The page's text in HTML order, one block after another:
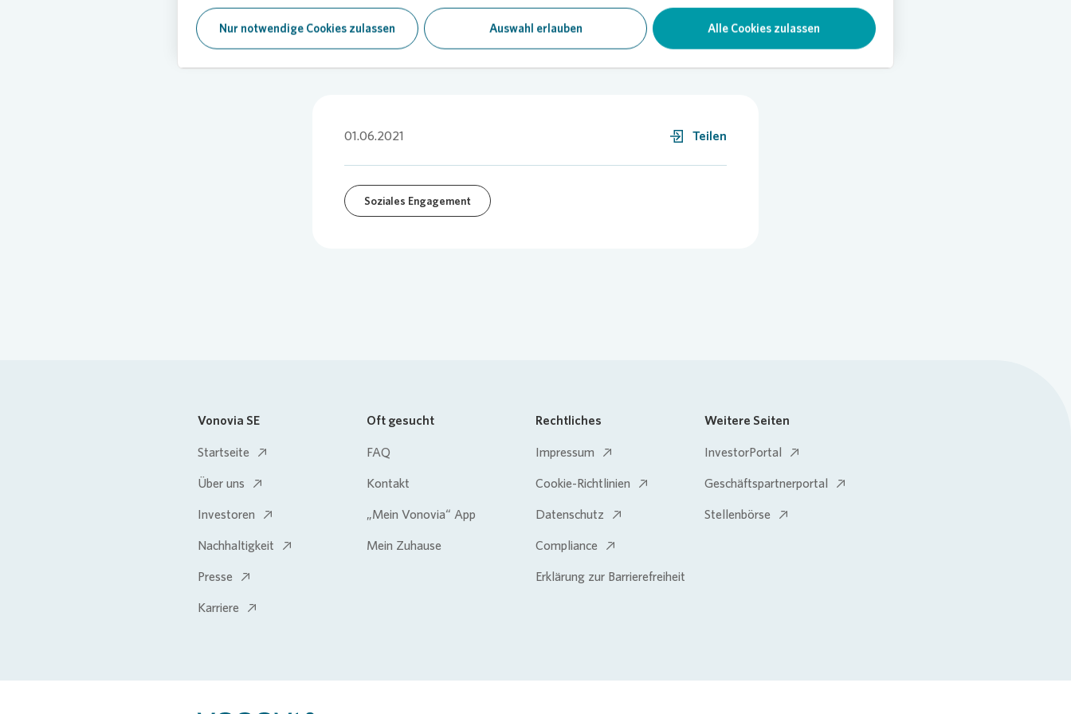
Nur notwendige Cookies zulassen Auswahl erlauben Alle Cookies zulassen
01.06.2021 Teilen
Soziales Engagement
Vonovia SE
Startseite
Über uns
Investoren
Nachhaltigkeit
Presse
Karriere
Oft gesucht
FAQ
Kontakt
„Mein Vonovia“ App
Mein Zuhause
Rechtliches
Impressum
Cookie-Richtlinien
Datenschutz
Compliance
Erklärung zur Barrierefreiheit
Weitere Seiten
InvestorPortal
Geschäftspartnerportal
Stellenbörse